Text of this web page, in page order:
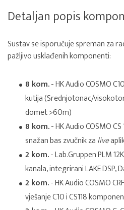
Detaljan popis
Sustav se isporučuje spreman za
pažljivo usklađenih komponenti:
8 kom.- HK Audio COSMO
kutija (Srednjotonac/
domet >60m)
8 kom.- HK Audio COSMO
snažan bas zvučnik zalive
2 kom.- Lab.Gruppen PLM
kanala, integrirani LAKE DSP,
2 kom.- HK Audio COSMO
vješanje C10 i CS118